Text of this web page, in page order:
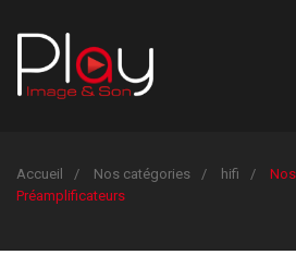
Accueil Nos catégories hifi
Préamplificateurs